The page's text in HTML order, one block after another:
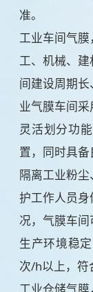
准。
工业车间气
工、机械、
间建设周期
业气膜车间
灵活划分功
置，同时具
隔离工业粉
护工作人员
况，气膜车
生产环境稳
次/h以上，符